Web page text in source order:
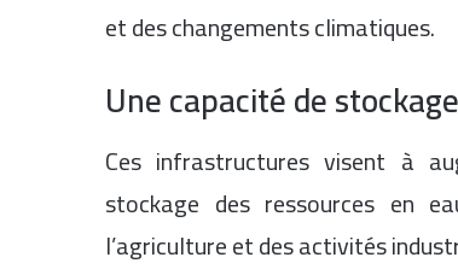
et des changements climatiques.
Une capacité de
Ces infrastructures visent à
stockage des ressources en
l’agriculture et des activités